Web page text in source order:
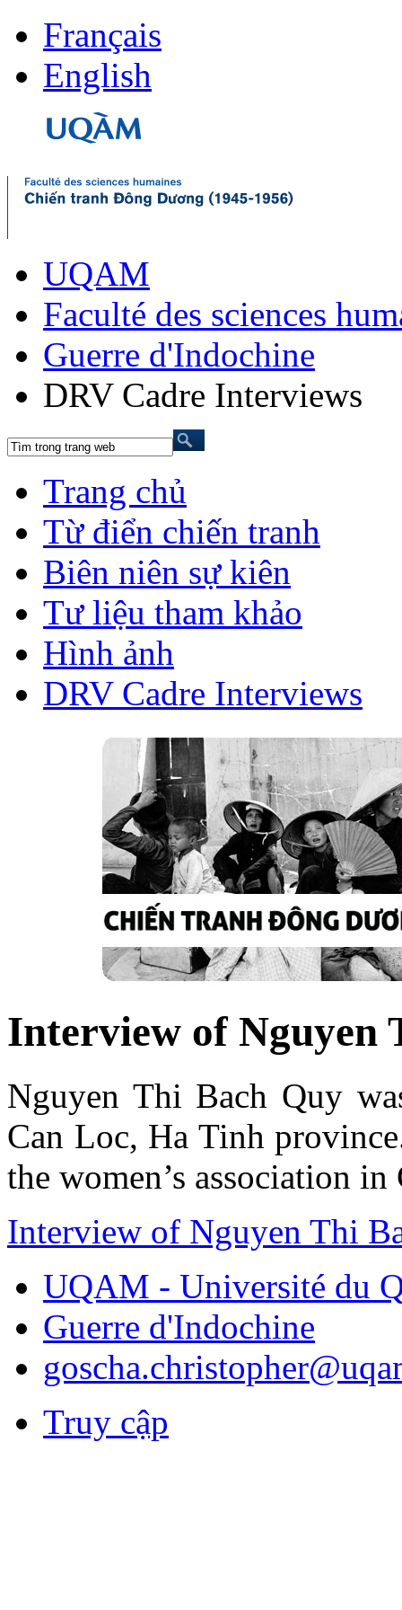
Français
English
UQAM
Faculté des sciences
Guerre d'Indochine
DRV Cadre Interviews
Trang chủ
Từ điển chiến tranh
Biên niên sự kiên
Tư liệu tham khảo
Hình ảnh
DRV Cadre Interviews
Interview of Nguyen
Nguyen Thi Bach Quy
Can Loc, Ha Tinh
the women’s association in
Interview of Nguyen Thi
UQAM - Université du
Guerre d'Indochine
Truy cập